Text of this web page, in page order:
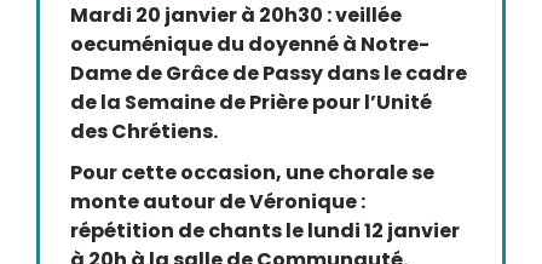
Mardi 20 janvier à 20h30 : veillée
oecuménique du doyenné à Notre-
Dame de Grâce de Passy dans le cadre
de la Semaine de Prière pour l’Unité
des Chrétiens.
Pour cette occasion, une chorale se
monte autour de Véronique :
répétition de chants le lundi 12 janvier